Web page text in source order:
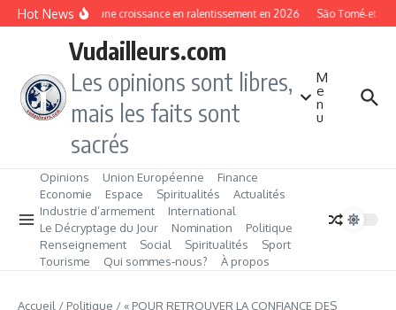
Aller au contenu
Hot NewsGambie : une croissance en ralentissement en 2026 São
Vudailleurs.com
Les opinions sont libres,
mais les faits sont
sacrés
M
e
n
u
Opinions Union Européenne
Finance
Economie
Espace Spiritualités
Actualités
Industrie d’armement
International
Le Décryptage du Jour
Nomination
Politique
Renseignement
Social Spiritualités
Sport
Tourisme
Qui sommes‑nous? À propos
Accueil / Politique /« POUR RETROUVER LA CONFIANCE DES